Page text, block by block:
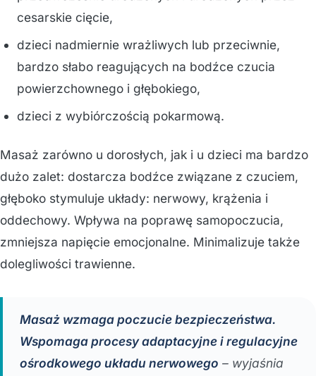
cesarskie cięcie,
dzieci nadmiernie wrażliwych lub przeciwnie,
bardzo słabo reagujących na bodźce czucia
powierzchownego i głębokiego,
dzieci z wybiórczością pokarmową.
Masaż zarówno u dorosłych, jak i u dzieci ma bardzo
dużo zalet: dostarcza bodźce związane z czuciem,
głęboko stymuluje układy: nerwowy, krążenia i
oddechowy. Wpływa na poprawę samopoczucia,
zmniejsza napięcie emocjonalne. Minimalizuje także
dolegliwości trawienne.
Masaż wzmaga poczucie bezpieczeństwa.
Wspomaga procesy adaptacyjne i regulacyjne
ośrodkowego układu nerwowego – wyjaśnia